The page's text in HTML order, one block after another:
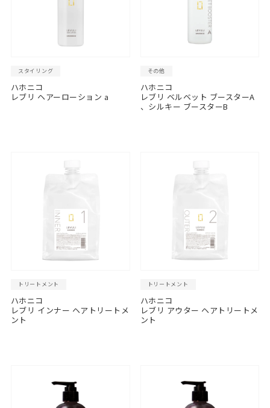
スタイリング
ハホニコ
レブリ ヘアーローション a
その他
ハホニコ
レブリ ベルベット ブースターA
、シルキー ブースターB
トリートメント
ハホニコ
レブリ インナー ヘアトリートメ
ント
トリートメント
ハホニコ
レブリ アウター ヘアトリートメ
ント